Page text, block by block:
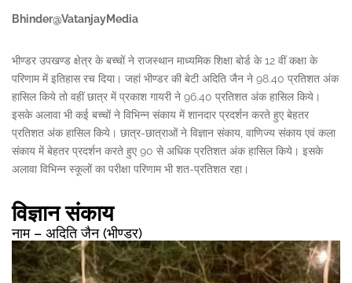
Bhinder@VatanjayMedia
भीण्डर उपखण्ड क्षेत्र के बच्चों ने राजस्थान माध्यमिक शिक्षा बोर्ड के 12 वीं कक्षा के
परिणाम में इतिहास रच दिया। जहां भीण्डर की बेटी अदिति जैन ने 98.40 प्रतिशत अंक
हासिल किये तो वहीं छात्र में प्रकाश गायरी ने 96.40 प्रतिशत अंक हासिल किये।
इसके अलावा भी कई बच्चों ने विभिन्न संकाय में शानदार प्रदर्शन करते हुए बेहतर
प्रतिशत अंक हासिल किये। छात्र-छात्राओं ने विज्ञान संकाय, वाणिज्य संकाय एवं कला
संकाय में बेहतर प्रदर्शन करते हुए 90 से अधिक प्रतिशत अंक हासिल किये। इसके
अलावा विभिन्न स्कूलों का परीक्षा परिणाम भी शत-प्रतिशत रहा।
विज्ञान संकाय
नाम – अदिति जैन (भीण्डर)